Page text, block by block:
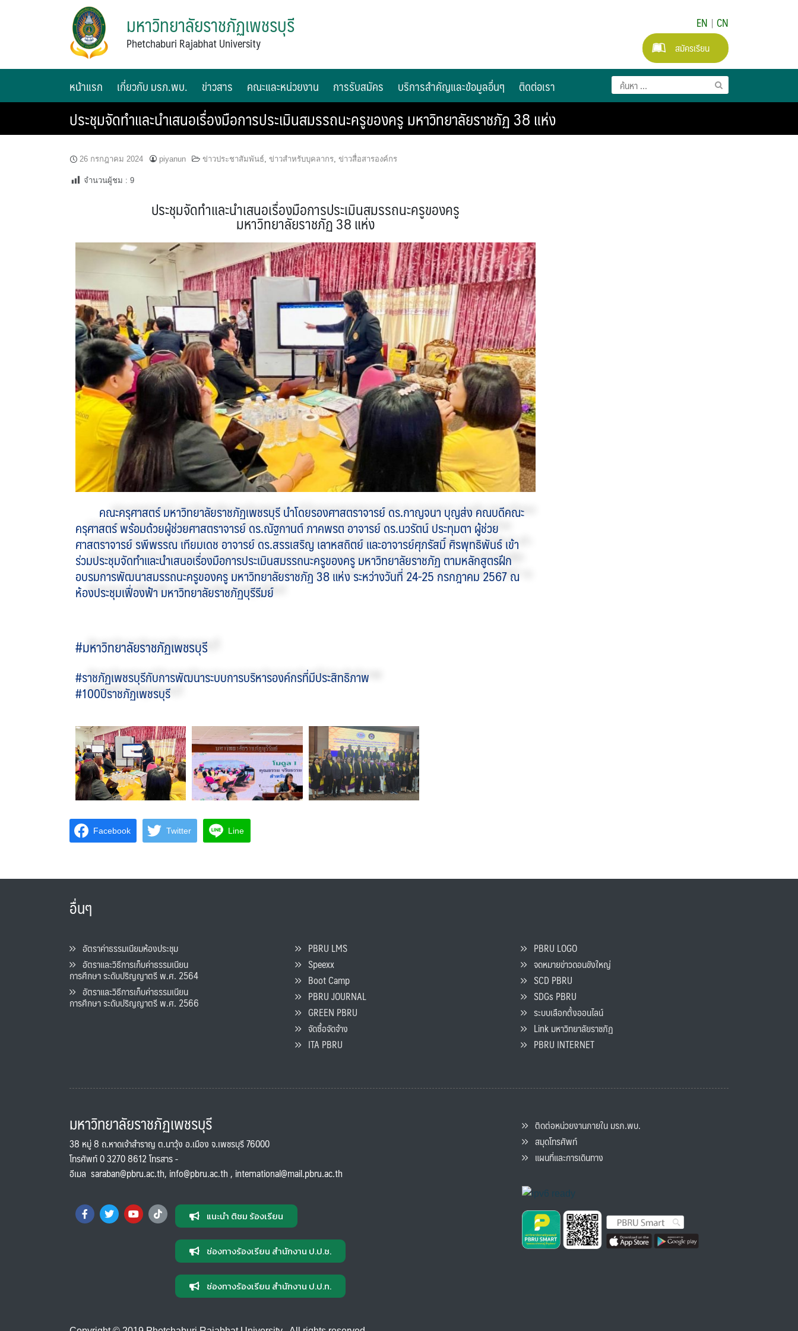
มหาวิทยาลัยราชภัฏเพชรบุรี
Phetchaburi Rajabhat University
EN | CN
สมัครเรียน
หน้าแรก เกี่ยวกับ มรภ.พบ. ข่าวสาร คณะและหน่วยงาน การรับสมัคร บริการสำคัญและข้อมูลอื่นๆ ติดต่อเรา
ประชุมจัดทำและนำเสนอเรื่องมือการประเมินสมรรถนะครูของครู มหาวิทยาลัยราชภัฏ 38 แห่ง
26 กรกฎาคม 2024 piyanun ข่าวประชาสัมพันธ์, ข่าวสำหรับบุคลากร, ข่าวสื่อสารองค์กร
จำนวนผู้ชม : 9
ประชุมจัดทำและนำเสนอเรื่องมือการประเมินสมรรถนะครูของครู
มหาวิทยาลัยราชภัฏ 38 แห่ง
คณะครุศาสตร์ มหาวิทยาลัยราชภัฏเพชรบุรี นำโดยรองศาสตราจารย์ ดร.กาญจนา บุญส่ง คณบดีคณะ
ครุศาสตร์ พร้อมด้วยผู้ช่วยศาสตราจารย์ ดร.ณัฐกานต์ ภาคพรต อาจารย์ ดร.นวรัตน์ ประทุมตา ผู้ช่วย
ศาสตราจารย์ รพีพรรณ เทียมเดช อาจารย์ ดร.สรรเสริญ เลาหสถิตย์ และอาจารย์ศุภรัสมิ์ ศิรพุทธิพันธ์ เข้า
ร่วมประชุมจัดทำและนำเสนอเรื่องมือการประเมินสมรรถนะครูของครู มหาวิทยาลัยราชภัฏ ตามหลักสูตรฝึก
อบรมการพัฒนาสมรรถนะครูของครู มหาวิทยาลัยราชภัฏ 38 แห่ง ระหว่างวันที่ 24-25 กรกฎาคม 2567 ณ
ห้องประชุมเฟื่องฟ้า มหาวิทยาลัยราชภัฏบุรีรีมย์
#มหาวิทยาลัยราชภัฏเพชรบุรี
#ราชภัฏเพชรบุรีกับการพัฒนาระบบการบริหารองค์กรที่มีประสิทธิภาพ
#100ปีราชภัฏเพชรบุรี
Facebook Twitter Line
อื่นๆ
อัตราค่าธรรมเนียมห้องประชุม
อัตราและวิธีการเก็บค่าธรรมเนียน
การศึกษา ระดับปริญญาตรี พ.ศ. 2564
อัตราและวิธีการเก็บค่าธรรมเนียน
การศึกษา ระดับปริญญาตรี พ.ศ. 2566
PBRU LMS
Speexx
Boot Camp
PBRU JOURNAL
GREEN PBRU
จัดซื้อจัดจ้าง
ITA PBRU
PBRU LOGO
จดหมายข่าวดอนขังใหญ่
SCD PBRU
SDGs PBRU
ระบบเลือกตั้งออนไลน์
Link มหาวิทยาลัยราชภัฏ
PBRU INTERNET
มหาวิทยาลัยราชภัฏเพชรบุรี
38 หมู่ 8 ถ.หาดเจ้าสำราญ ต.นาวุ้ง อ.เมือง จ.เพชรบุรี 76000
โทรศัพท์ 0 3270 8612 โทรสาร -
อีเมล saraban@pbru.ac.th, info@pbru.ac.th, international@mail.pbru.ac.th
แนะนำ ติชม ร้องเรียน
ช่องทางร้องเรียน สำนักงาน ป.ป.ช.
ช่องทางร้องเรียน สำนักงาน ป.ป.ท.
ติดต่อหน่วยงานภายใน มรภ.พบ.
สมุดโทรศัพท์
แผนที่และการเดินทาง